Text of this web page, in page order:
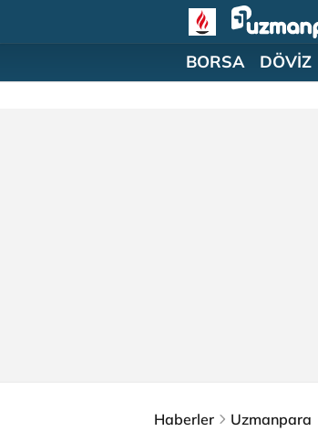
BORSA DÖVİZ
Haberler Uzmanpara